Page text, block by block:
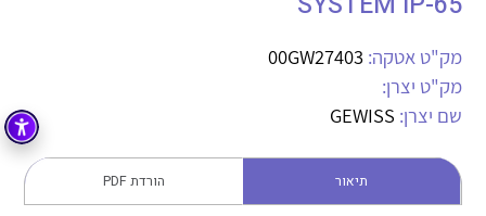
מיתוג, בקרה , ואינסטלציה חשמלית ופעילה ב7 תחומים:
חשמל
קופסאות וארונות לחשמל, בקרה ואלקטרוניקה
לכל מוצרי היצרן לכל מוצרי היצרן
מק"ט אטקה: 00GW27403
מק"ט יצרן:
שם יצרן: GEWISS
תיאור הורדת PDF